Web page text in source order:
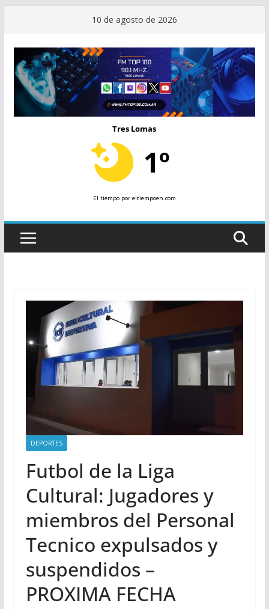
contenido
10 de agosto de 2026
Tres Lomas
1º
El tiempopor eltiempoen.com
DEPORTES
Futbol de la Liga
Cultural: Jugadores y
miembros del Personal
Tecnico expulsados y
suspendidos –
PROXIMA FECHA